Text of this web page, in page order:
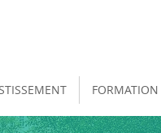
FORMATION